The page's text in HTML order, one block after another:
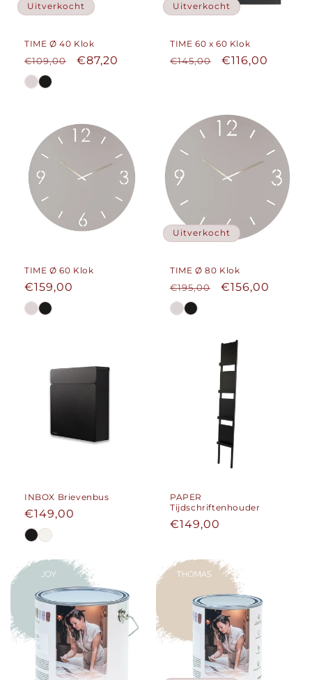
Uitverkocht
TIME Ø 40 Klok
Normale
prijs
€109,00 Aanbiedingsprijs
€87,20
Uitverkocht
TIME 60 x 60 Klok
Normale
€145,00 €116,00
TIME Ø 60 Klok
Normale
prijs
€159,00
Uitverkocht
TIME Ø 80 Klok
Normale
prijs
€195,00 €156,00
INBOX Brievenbus
Normale
prijs
€149,00
PAPER
Tijdschriftenhouder
Normale
€149,00